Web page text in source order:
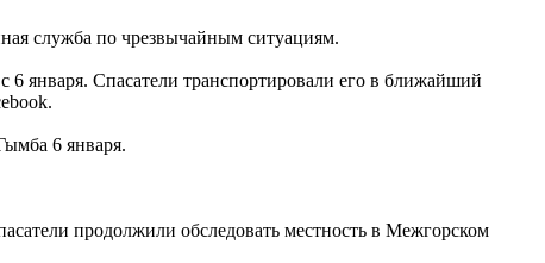
служба по чрезвычайным ситуациям.
января. Спасатели транспортировали его в ближайший
6 января.
продолжили обследовать местность в Межгорском